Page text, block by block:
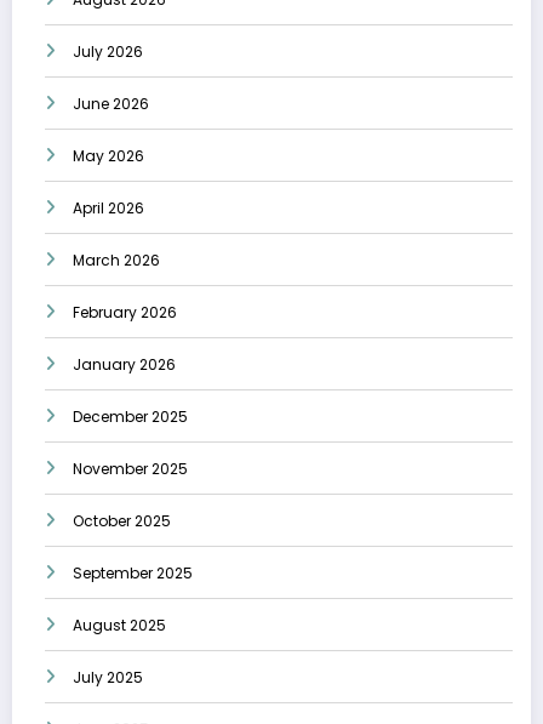
July 2026
June 2026
May 2026
April 2026
March 2026
February 2026
January 2026
December 2025
November 2025
October 2025
September 2025
August 2025
July 2025